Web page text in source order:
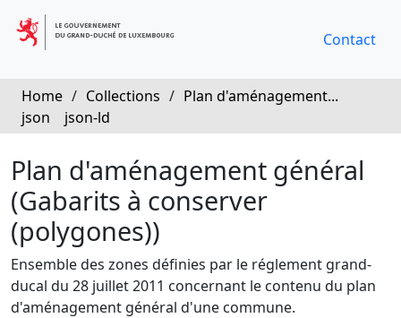
Contact
Home / Collections / Plan d'aménagement...
json
json-ld
Plan d'aménagement général
(Gabarits à conserver
(polygones))
Ensemble des zones définies par le réglement grand-
ducal du 28 juillet 2011 concernant le contenu du plan
d'aménagement général d'une commune.